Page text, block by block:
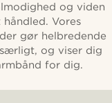
og viden
Vores
gør helbredende
og viser dig
for dig.